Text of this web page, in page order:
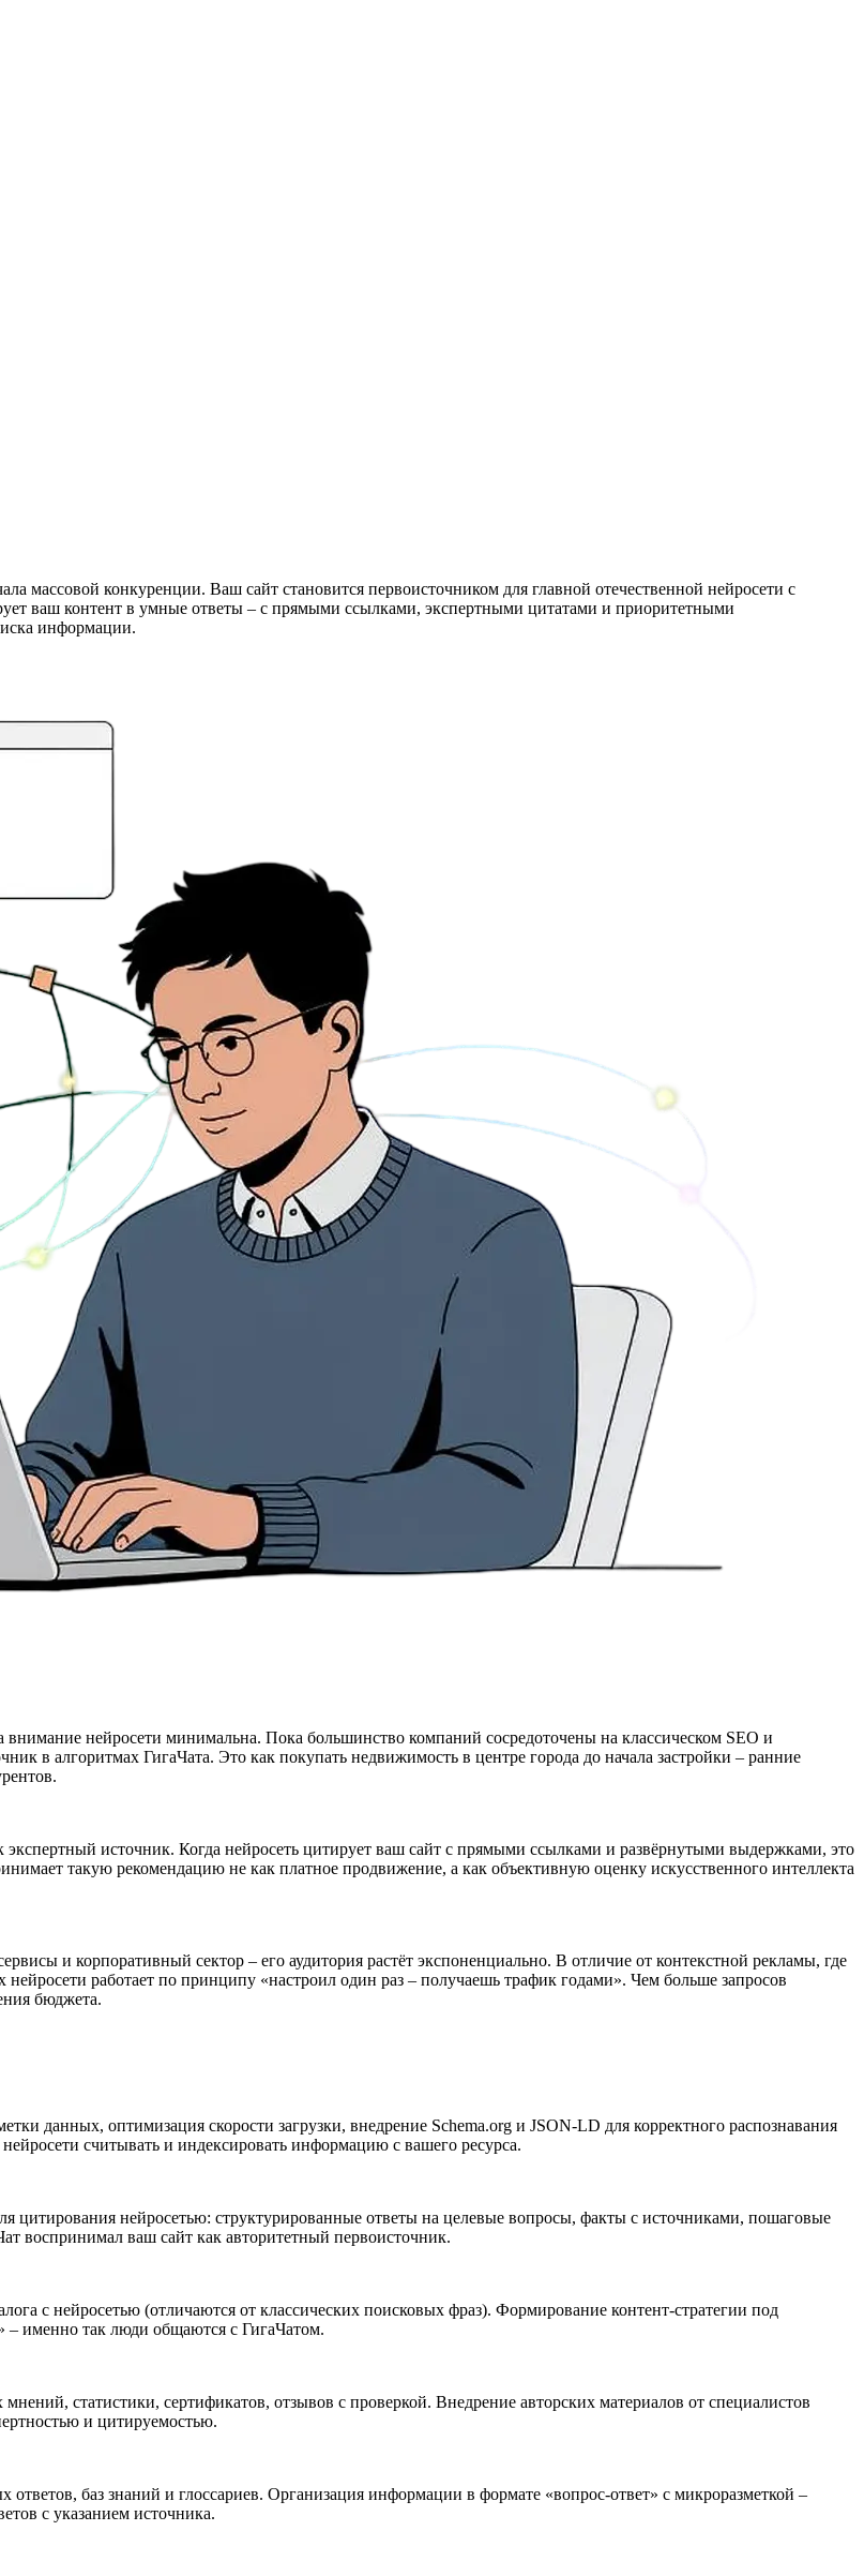
массовой конкуренции. Ваш сайт становится первоисточником для главной отечественной нейросети с
ваш контент в умные ответы – с прямыми ссылками, экспертными цитатами и приоритетными
информации.
нейросети минимальна. Пока большинство компаний сосредоточены на классическом SEO и
в алгоритмах ГигаЧата. Это как покупать недвижимость в центре города до начала застройки – ранние
экспертный источник. Когда нейросеть цитирует ваш сайт с прямыми ссылками и развёрнутыми выдержками, это
такую рекомендацию не как платное продвижение, а как объективную оценку искусственного интеллекта
и корпоративный сектор – его аудитория растёт экспоненциально. В отличие от контекстной рекламы, где
работает по принципу «настроил один раз – получаешь трафик годами». Чем больше запросов
бюджета.
данных, оптимизация скорости загрузки, внедрение Schema.org и JSON-LD для корректного распознавания
считывать и индексировать информацию с вашего ресурса.
цитирования нейросетью: структурированные ответы на целевые вопросы, факты с источниками, пошаговые
воспринимал ваш сайт как авторитетный первоисточник.
с нейросетью (отличаются от классических поисковых фраз). Формирование контент-стратегии под
– именно так люди общаются с ГигаЧатом.
статистики, сертификатов, отзывов с проверкой. Внедрение авторских материалов от специалистов
и цитируемостью.
баз знаний и глоссариев. Организация информации в формате «вопрос-ответ» с микроразметкой –
с указанием источника.